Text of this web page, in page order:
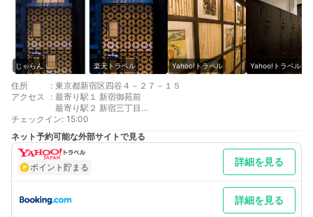
じゃらん 楽天トラベル Yahoo!トラベル Yahoo!トラベル
住所 : 東京都新宿区四谷４－２７－１５
アクセス
: 最寄り駅１ 新宿御苑前
最寄り駅２ 新宿三丁目
補足 車／隣地に他社運営の有料のコインパーキングがあります。
（他社運営の為、空き状況等はご自身でご確認下さい。）
チェックイン: 15:00
ネット予約可能な外部サイトで見る
ポイント貯まる 詳細を見る
詳細を見る